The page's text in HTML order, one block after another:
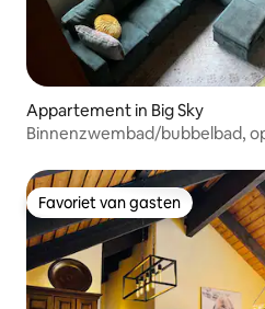
Appartement in Big Sky
Binnenzwembad/bubbelbad,
Favoriet van gasten
Favoriet van gasten